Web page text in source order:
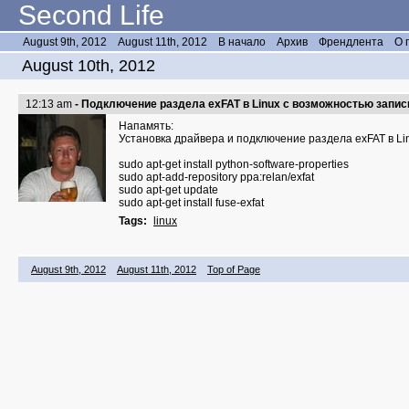
Second Life
August 9th, 2012 August 11th, 2012 В начало Архив Френдлента О
August 10th, 2012
12:13 am - Подключение раздела exFAT в Linux с возможностью
Напамять:
Установка драйвера и подключение раздела exFAT в
sudo apt-get install python-software-properties
sudo apt-add-repository ppa:relan/exfat
sudo apt-get update
sudo apt-get install fuse-exfat
Tags:
linux
August 9th, 2012 August 11th, 2012 Top of Page